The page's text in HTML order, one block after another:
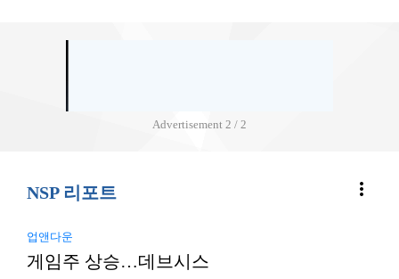
Advertisement 2 / 2
NSP 리포트 more_vert
업앤다운
게임주 상승…데브시스